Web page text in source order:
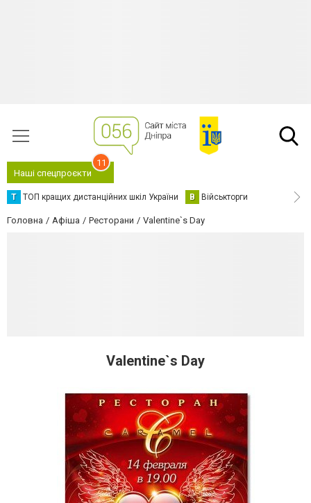
Наші спецпроєкти
11
Т ТОП кращих дистанційних шкіл України В Військторги
Головна Афіша Ресторани Valentine`s Day
Valentine`s Day